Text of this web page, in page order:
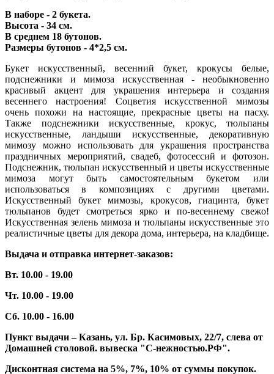
В наборе - 2 букета.
Высота - 34 см.
В среднем 18 бутонов.
Размеры бутонов - 4*2,5 см.
Букет искусственный, весенний букет, крокусы белые,
подснежники и мимоза искусственная - необыкновенно
красивый акцент для украшения интерьера и создания
весеннего настроения! Соцветия искусственной мимозы
очень похожи на настоящие, прекрасные цветы на пасху.
Также подснежники искусственные, крокус, тюльпаны
искусственные, ландыши искусственные, декоративную
мимозу можно использовать для украшения пространства
праздничных мероприятий, свадеб, фотосессий и фотозон.
Подснежник, тюльпан искусственный и цветы искусственные
мимоза могут быть самостоятельным букетом или
использоваться в композициях с другими цветами.
Искусственный букет мимозы, крокусов, гиацинта, букет
тюльпанов будет смотреться ярко и по-весеннему свежо!
Искусственная зелень мимоза и тюльпаны искусственные это
реалистичные цветы для декора дома, интерьера, на кладбище.
Выдача и отправка интернет-заказов:
Вт. 10.00 - 19.00
Чт. 10.00 - 19.00
Сб. 10.00 - 16.00
Пункт выдачи – Казань, ул. Бр. Касимовых, 22/7, слева от
Домашней столовой. вывеска "С-нежностью.РФ".
Дисконтная система на 5%, 7%, 10% от суммы покупок.